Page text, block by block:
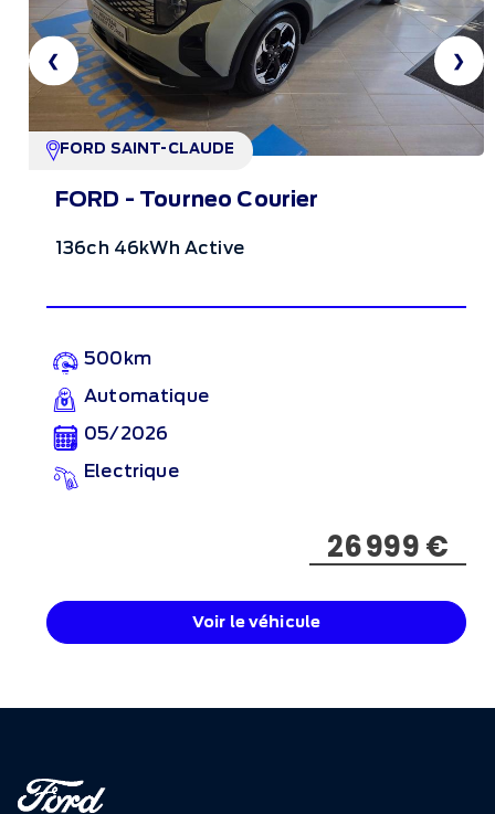
❮
FORD SAINT-CLAUDE
FORD - Tourneo Courier
136ch 46kWh Active
500km
Automatique
05/2026
Electrique
26 999 €
Voir le véhicule
❯